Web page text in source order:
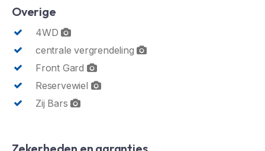
Overige
4WD
centrale vergrendeling
Front Gard
Reservewiel
Zij Bars